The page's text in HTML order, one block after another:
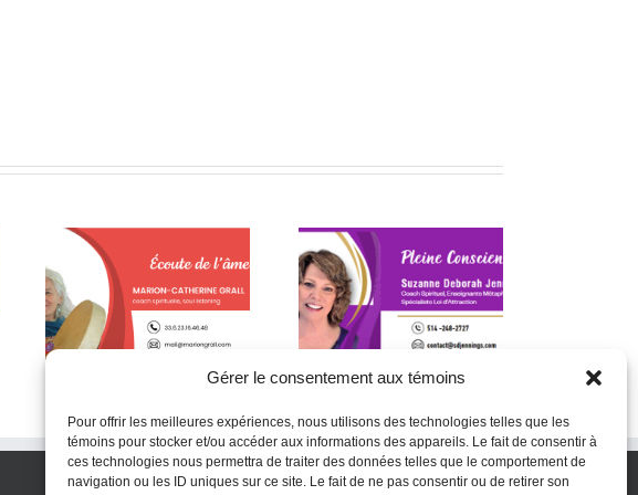
Gérer le consentement aux témoins
Pour offrir les meilleures expériences, nous utilisons des technologies telles que les
témoins pour stocker et/ou accéder aux informations des appareils. Le fait de consentir à
ces technologies nous permettra de traiter des données telles que le comportement de
navigation ou les ID uniques sur ce site. Le fait de ne pas consentir ou de retirer son
Laisser Aller : La Sagesse
des Relations
Authentiques
La L-théanine contre le
stress